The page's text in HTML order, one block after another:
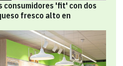
consumidores 'fit' con dos
fresco alto en